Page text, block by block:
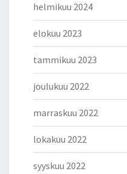
helmikuu 2024
elokuu 2023
tammikuu 2023
joulukuu 2022
marraskuu 2022
lokakuu 2022
syyskuu 2022